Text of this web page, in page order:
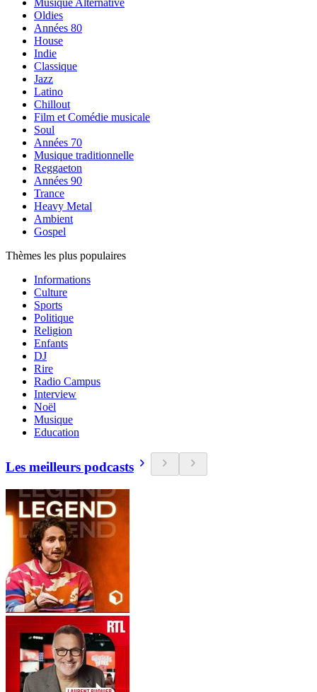
Musique Alternative
Oldies
Années 80
House
Indie
Classique
Jazz
Latino
Chillout
Film et Comédie musicale
Soul
Années 70
Musique traditionnelle
Reggaeton
Années 90
Trance
Heavy Metal
Ambient
Gospel
Thèmes les plus populaires
Informations
Culture
Sports
Politique
Religion
Enfants
DJ
Rire
Radio Campus
Interview
Noël
Musique
Education
Les meilleurs podcasts